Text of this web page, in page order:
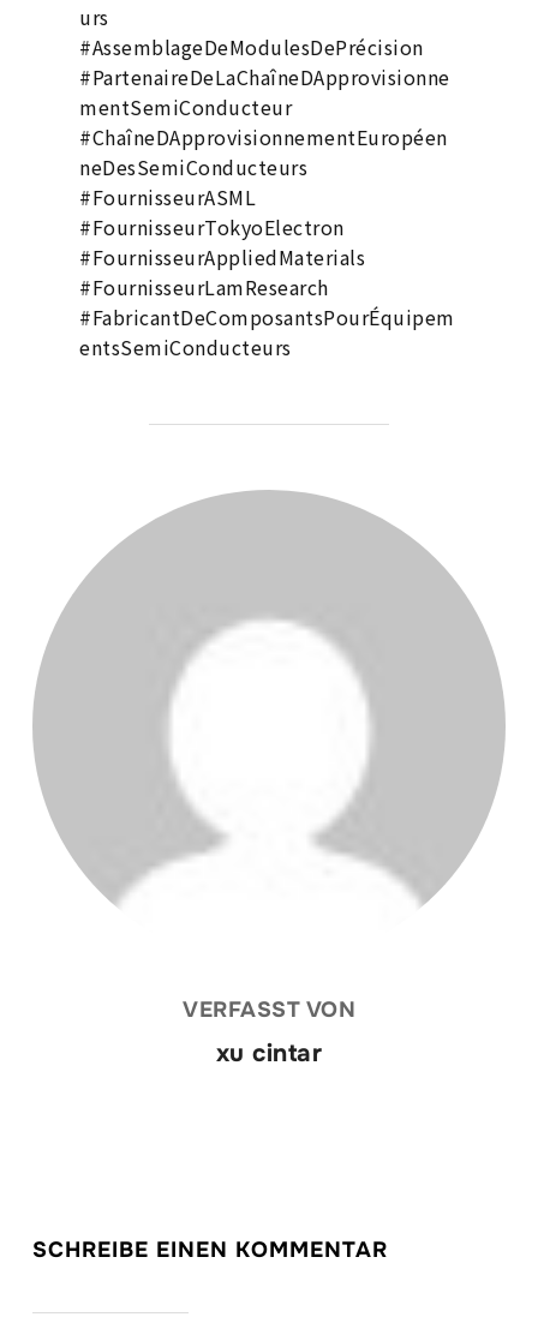
urs
#AssemblageDeModulesDePrécision
#PartenaireDeLaChaîneDApprovisionne
mentSemiConducteur
#ChaîneDApprovisionnementEuropéen
neDesSemiConducteurs
#FournisseurASML
#FournisseurTokyoElectron
#FournisseurAppliedMaterials
#FournisseurLamResearch
#FabricantDeComposantsPourÉquipem
entsSemiConducteurs
BEITRAGSAUTOR
VERFASST VON
xu cintar
SCHREIBE EINEN KOMMENTAR